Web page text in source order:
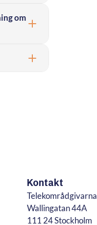
om
Kontakt
Telekområdgivarna
Wallingatan 44A
111 24 Stockholm